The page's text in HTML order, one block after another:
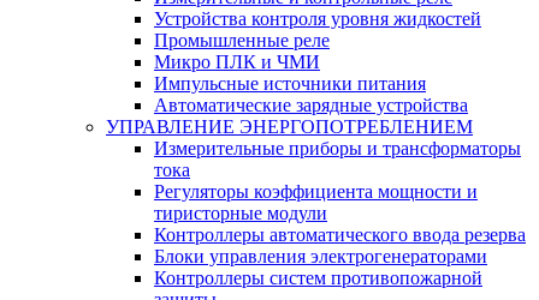
Устройства контроля уровня жидкостей
Промышленные реле
Микро ПЛК и ЧМИ
Импульсные источники питания
Автоматические зарядные устройства
УПРАВЛЕНИЕ ЭНЕРГОПОТРЕБЛЕНИЕМ
Измерительные приборы и трансформаторы
тока
Регуляторы коэффициента мощности и
тиристорные модули
Контроллеры автоматического ввода резерва
Блоки управления электрогенераторами
Контроллеры систем противопожарной